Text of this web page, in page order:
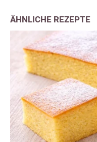
ÄHNLICHE REZEPTE